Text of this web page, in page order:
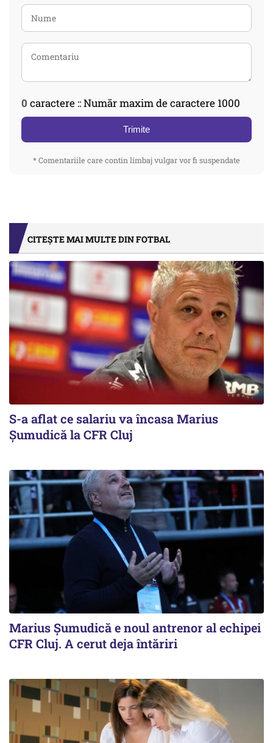
0 caractere :: Număr maxim de caractere 1000
Trimite
* Comentariile care contin limbaj vulgar vor fi suspendate
CITEȘTE MAI MULTE DIN FOTBAL
S-a aflat ce salariu va încasa Marius
Șumudică la CFR Cluj
Marius Șumudică e noul antrenor al echipei
CFR Cluj. A cerut deja întăriri